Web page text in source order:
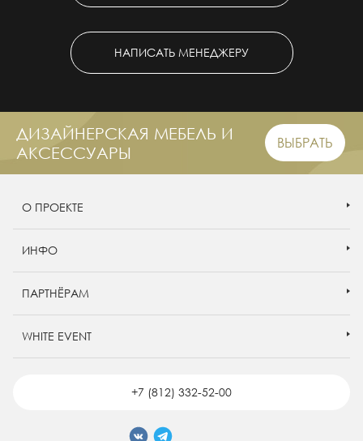
НАПИСАТЬ МЕНЕДЖЕРУ
ДИЗАЙНЕРСКАЯ МЕБЕЛЬ И
АКСЕССУАРЫ
ВЫБРАТЬ
О ПРОЕКТЕ
ИНФО
ПАРТНЁРАМ
WHITE EVENT
+7 (812) 332-52-00